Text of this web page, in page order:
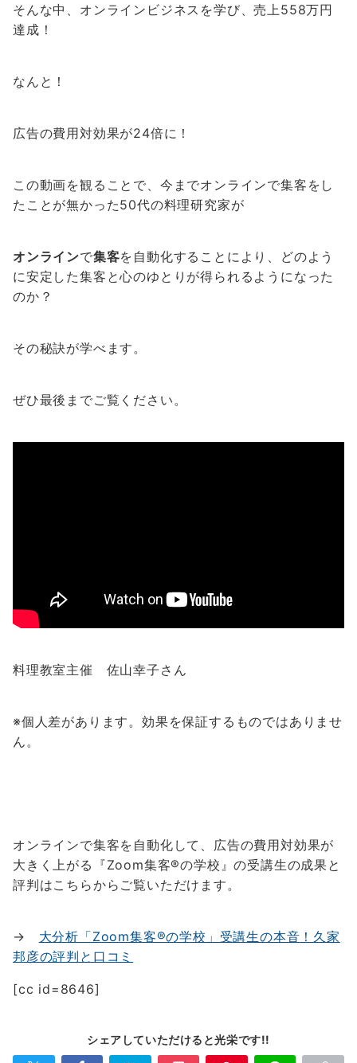
そんな中、オンラインビジネスを学び、売上558万円
達成！
なんと！
広告の費用対効果が24倍に！
この動画を観ることで、今までオンラインで集客をし
たことが無かった50代の料理研究家が
オンラインで集客を自動化することにより、どのよう
に安定した集客と心のゆとりが得られるようになった
のか？
その秘訣が学べます。
ぜひ最後までご覧ください。
料理教室主催 佐山幸子さん
※個人差があります。効果を保証するものではありませ
ん。
オンラインで集客を自動化して、広告の費用対効果が
大きく上がる『Zoom集客®の学校』の受講生の成果と
評判はこちらからご覧いただけます。
→ 大分析「Zoom集客®の学校」受講生の本音！久家
邦彦の評判と口コミ
[cc id=8646]
シェアしていただけると光栄です!!